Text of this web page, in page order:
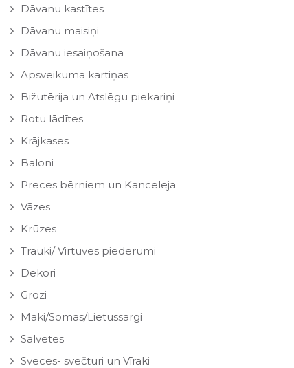
Dāvanu kastītes
Dāvanu maisiņi
Dāvanu iesaiņošana
Apsveikuma kartiņas
Bižutērija un Atslēgu piekariņi
Rotu lādītes
Krājkases
Baloni
Preces bērniem un Kanceleja
Vāzes
Krūzes
Trauki/ Virtuves piederumi
Dekori
Grozi
Maki/Somas/Lietussargi
Salvetes
Sveces- svečturi un Vīraki